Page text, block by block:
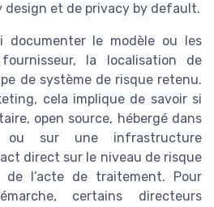
design et de privacy by default.
documenter le modèle ou les
la localisation de
de système de risque retenu.
cela implique de savoir si
open source, hébergé dans
ou sur une infrastructure
direct sur le niveau de risque
l’acte de traitement. Pour
certains directeurs